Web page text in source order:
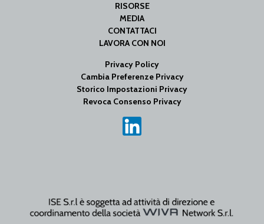
RISORSE
MEDIA
CONTATTACI
LAVORA CON NOI
Privacy Policy
Cambia Preferenze Privacy
Storico Impostazioni Privacy
Revoca Consenso Privacy